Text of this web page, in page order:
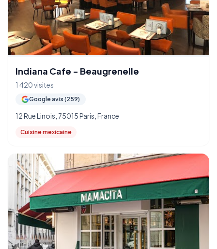
Indiana Cafe - Beaugrenelle
1 420 visites
Google avis (259)
12 Rue Linois, 75015 Paris, France
Cuisine mexicaine